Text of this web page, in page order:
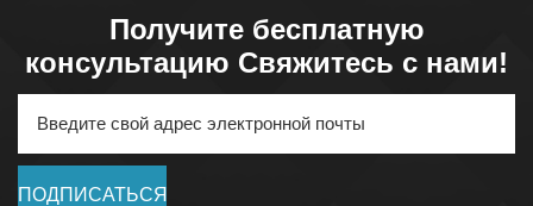
Получите бесплатную
консультацию Свяжитесь с нами!
ПОДПИСАТЬСЯ